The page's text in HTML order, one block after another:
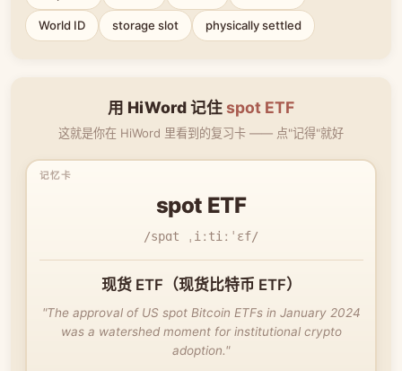
World ID storage slot physically settled
用 HiWord 记住spot ETF
这就是你在 HiWord 里看到的复习卡 —— 点"记得"就好
spot ETF
/spɑt ˌiːtiːˈɛf/
现货 ETF（现货比特币 ETF）
"The approval of US spot Bitcoin ETFs in January 2024
was a watershed moment for institutional crypto
adoption."